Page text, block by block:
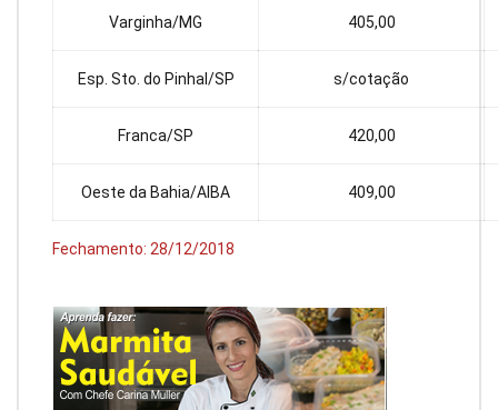
Varginha/MG 405,00
Esp. Sto. do Pinhal/SP s/cotação
Franca/SP 420,00
Oeste da Bahia/AIBA 409,00
Fechamento: 28/12/2018